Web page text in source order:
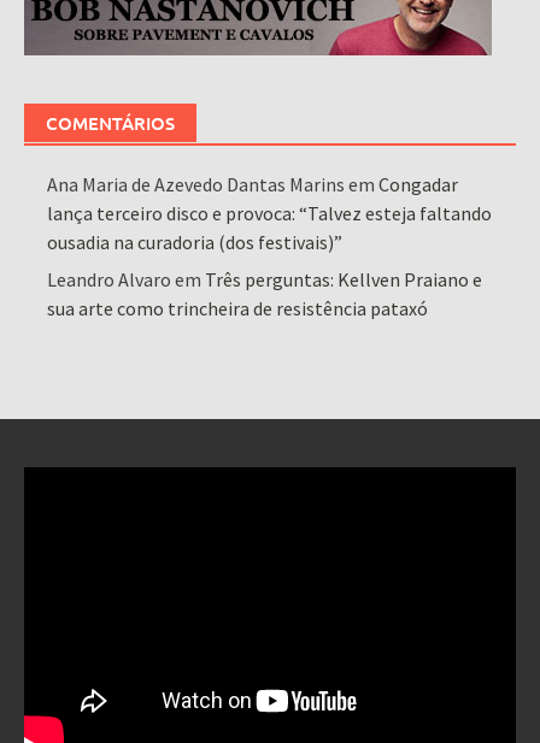
COMENTÁRIOS
Ana Maria de Azevedo Dantas Marins emCongadar
lança terceiro disco e provoca: “Talvez esteja faltando
ousadia na curadoria (dos festivais)”
Leandro Alvaro em Três perguntas: Kellven Praiano e
sua arte como trincheira de resistência pataxó